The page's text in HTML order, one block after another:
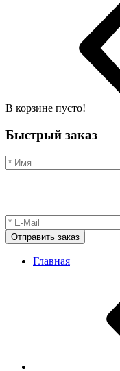
В корзине пусто!
Быстрый заказ
Отправить заказ
Главная